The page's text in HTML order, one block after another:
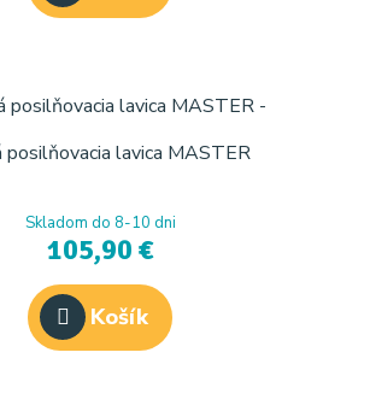
posilňovacia lavica MASTER
Skladom do 8-10 dni
105,90 €
Košík